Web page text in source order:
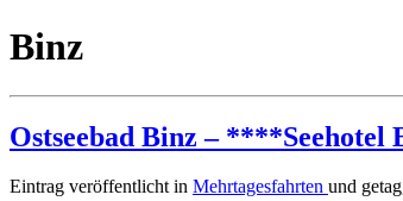
Binz
Ostseebad Binz – ****Seehotel
Eintrag veröffentlicht in Mehrtagesfahrten und